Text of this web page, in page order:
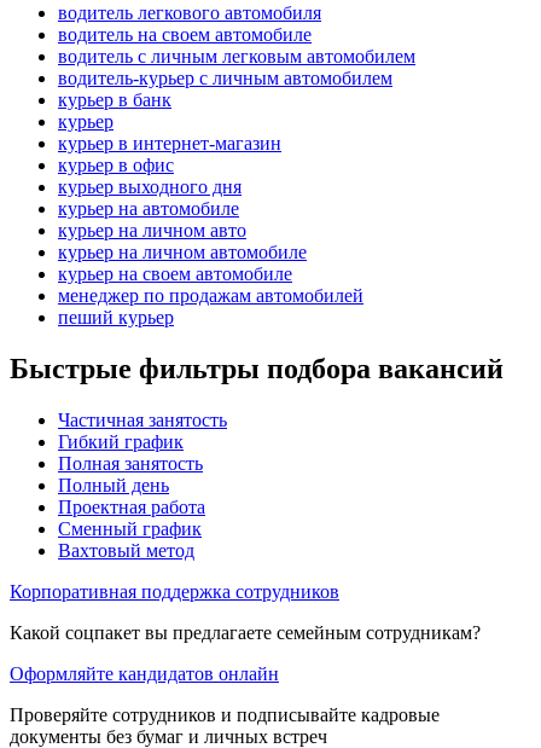
водитель легкового автомобиля
водитель на своем автомобиле
водитель с личным легковым автомобилем
водитель-курьер с личным автомобилем
курьер в банк
курьер
курьер в интернет-магазин
курьер в офис
курьер выходного дня
курьер на автомобиле
курьер на личном авто
курьер на личном автомобиле
курьер на своем автомобиле
менеджер по продажам автомобилей
пеший курьер
Быстрые фильтры подбора вакансий
Частичная занятость
Гибкий график
Полная занятость
Полный день
Проектная работа
Сменный график
Вахтовый метод
Корпоративная поддержка сотрудников
Какой соцпакет вы предлагаете семейным сотрудникам?
Оформляйте кандидатов онлайн
Проверяйте сотрудников и подписывайте кадровые
документы без бумаг и личных встреч